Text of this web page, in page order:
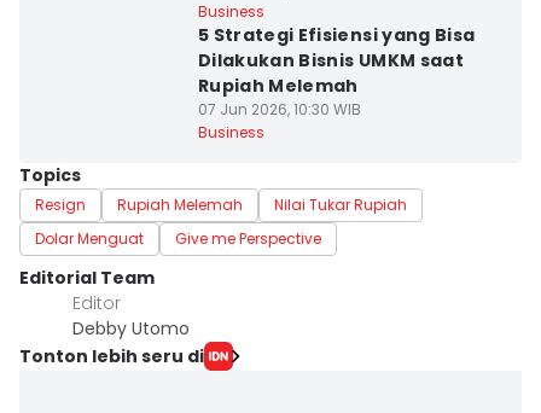
Business
5 Strategi Efisiensi yang Bisa
Dilakukan Bisnis UMKM saat
Rupiah Melemah
07 Jun 2026, 10:30 WIB
Business
Topics
Resign Rupiah Melemah
Nilai Tukar Rupiah
Dolar Menguat
Give me Perspective
Editorial Team
Editor
Debby Utomo
Tonton lebih seru di